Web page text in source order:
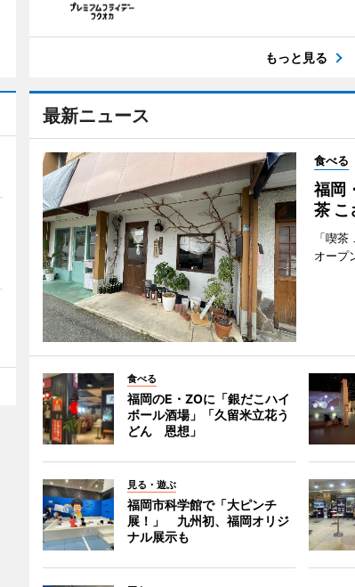
もっと見る
最新ニュース
食べる
福岡
茶
「喫
オープ
食べる
福岡のE・ZOに「銀だこハイ
ボール酒場」「久留米立花う
どん 恩想」
見る・遊ぶ
福岡市科学館で「大ピンチ
展！」 九州初、福岡オリジ
ナル展示も